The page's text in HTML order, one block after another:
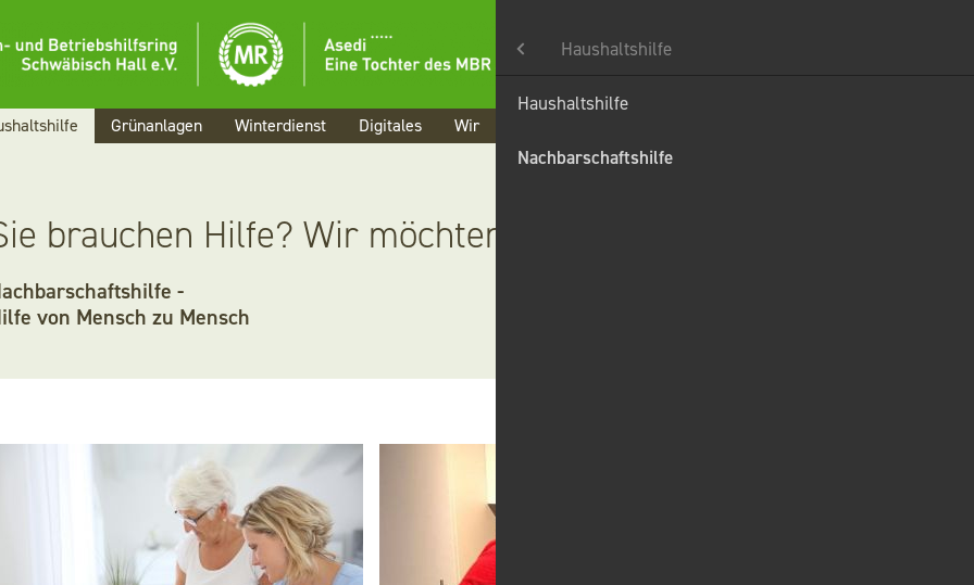
Grünanlagen Winterdienst Digitales Wir
brauchen Hilfe? Wir möchten Helfen!
-
von Mensch zu Mensch
Aktuelles
Digitales
Haushaltshilfe
Haushaltshilfe
Nachbarschaftshilfe